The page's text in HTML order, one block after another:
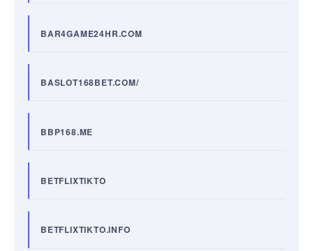
BAR4GAME24HR.COM
BASLOT168BET.COM/
BBP168.ME
BETFLIXTIKTO
BETFLIXTIKTO.INFO